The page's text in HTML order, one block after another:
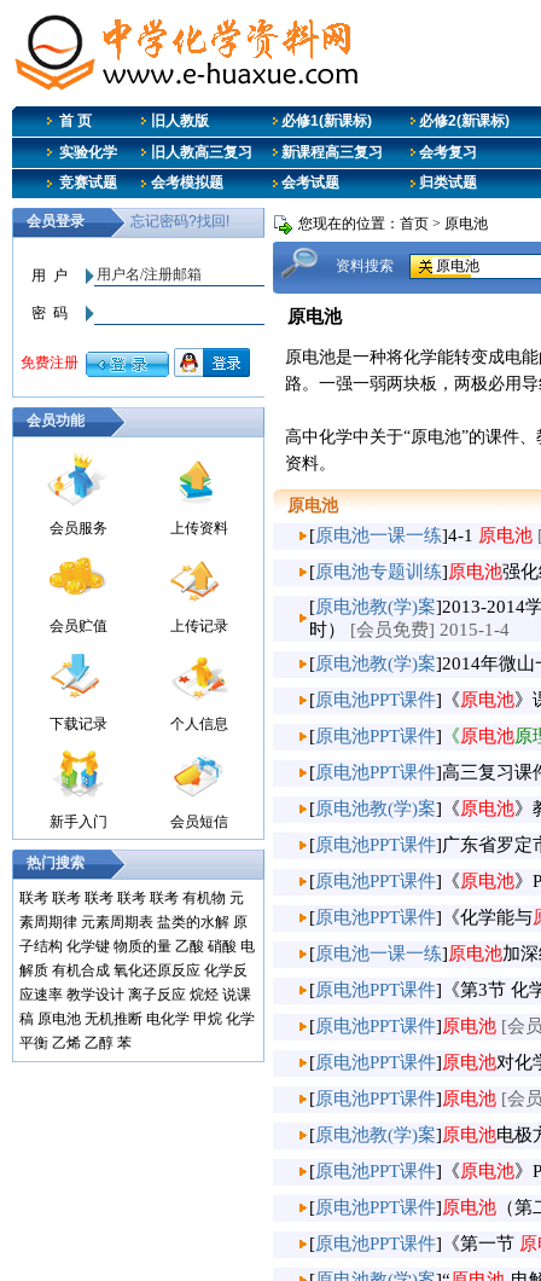
首 页 旧人教版 必修1(新课标)
必修2(新课标)
实验化学
旧人教高三复习 新课程高三复习
会考复习
竞赛试题
会考模拟题 会考试题 归类试题
会员功能
会员服务 上传资料
会员贮值 上传记录
下载记录 个人信息
新手入门 会员短信
热门搜索
联考 联考 联考 联考 联考 有机物 元
素周期律 元素周期表 盐类的水解 原
子结构 化学键 物质的量 乙酸 硝酸 电
解质 有机合成 氧化还原反应 化学反
应速率 教学设计 离子反应 烷烃 说课
稿 原电池 无机推断 电化学 甲烷 化学
平衡 乙烯 乙醇 苯
您现在的位置： 首页 > 原电池
资料搜索
原电池
原电池是一种将化学能转变成电
路。一强一弱两块板，两极必用
高中化学中关于“原电池”的课件
资料。
原电池
[原电池一课一练]4-1 原电池
[原电池专题训练]原电池强
[原电池教(学)案]2013-2014
时）
[会员免费] 2015-1-4
[原电池教(学)案]2014年微
[原电池PPT课件] 《原电池》
[原电池PPT课件] 《原电池原
[原电池PPT课件]高三复习
[原电池教(学)案] 《原电池》
[原电池PPT课件]广东省罗定
[原电池PPT课件] 《原电池》
[原电池PPT课件] 《化学能与
[原电池一课一练]原电池加
[原电池PPT课件] 《第3节 化
[原电池PPT课件]原电池 [会
[原电池PPT课件]原电池对化
[原电池PPT课件]原电池 [会
[原电池教(学)案]原电池电极
[原电池PPT课件] 《原电池》
[原电池PPT课件]原电池 （
[原电池PPT课件] 《第一节